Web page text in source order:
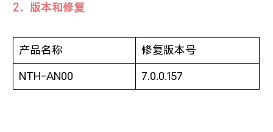
2．版本和修复
产品名称 修复版本号
NTH-AN00 7.0.0.157